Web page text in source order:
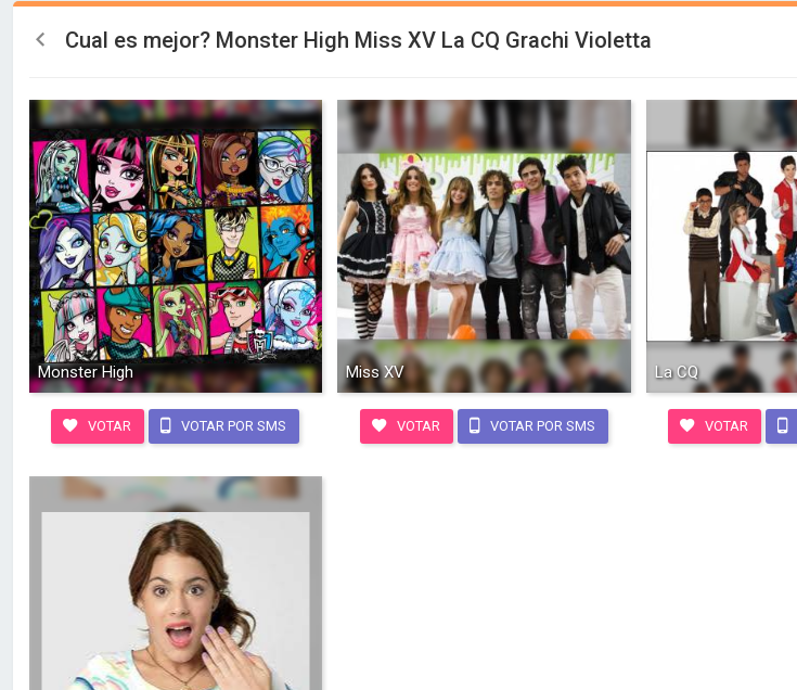
Cual es mejor? Monster High Miss XV La CQ Grachi Violetta
Monster High
VOTAR VOTAR POR SMS
Miss XV
VOTAR VOTAR POR SMS
La CQ
VOTAR